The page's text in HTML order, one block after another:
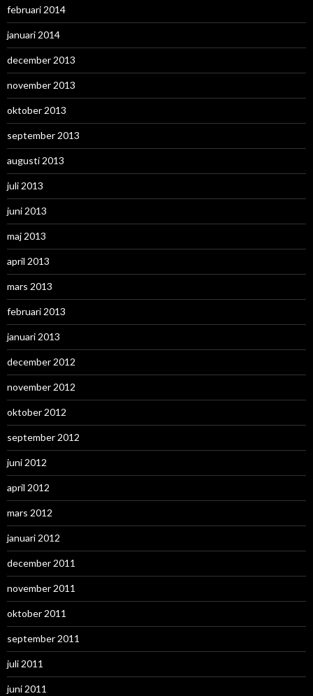
februari 2014
januari 2014
december 2013
november 2013
oktober 2013
september 2013
augusti 2013
juli 2013
juni 2013
maj 2013
april 2013
mars 2013
februari 2013
januari 2013
december 2012
november 2012
oktober 2012
september 2012
juni 2012
april 2012
mars 2012
januari 2012
december 2011
november 2011
oktober 2011
september 2011
juli 2011
juni 2011